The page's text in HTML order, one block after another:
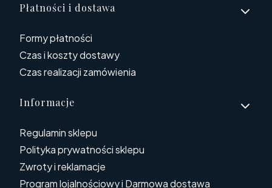
Płatności i dostawa
Formy płatności
Czas i koszty dostawy
Czas realizacji zamówienia
Informacje
Regulamin sklepu
Polityka prywatności sklepu
Zwroty i reklamacje
Program lojalnościowy i Darmowa dostawa